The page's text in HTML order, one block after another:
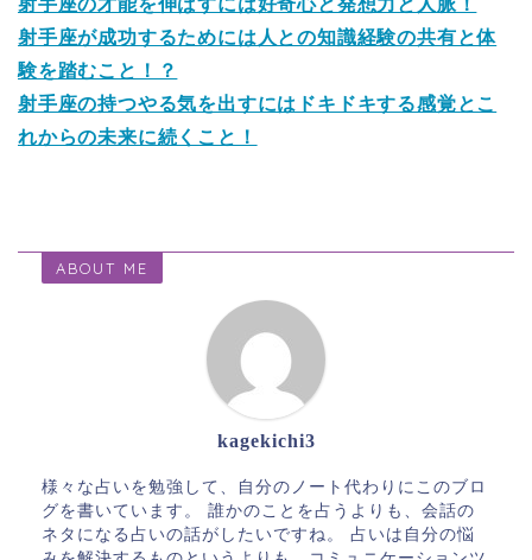
射手座の才能を伸ばすには好奇心と発想力と人脈！
射手座が成功するためには人との知識経験の共有と体
験を踏むこと！？
射手座の持つやる気を出すにはドキドキする感覚とこ
れからの未来に続くこと！
ABOUT ME
kagekichi3
様々な占いを勉強して、自分のノート代わりにこのブロ
グを書いています。 誰かのことを占うよりも、会話の
ネタになる占いの話がしたいですね。 占いは自分の悩